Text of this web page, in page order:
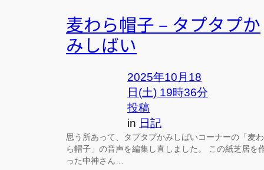
麦わら帽子 – タプタプか
みしばい
2025年10月18
日(土) 19時36分
投稿
in 日記
思う所あって、タプタプかみしばいコーナーの「麦わ
ら帽子」の音声を編集し直しました。 この紙芝居を
った中神さん…